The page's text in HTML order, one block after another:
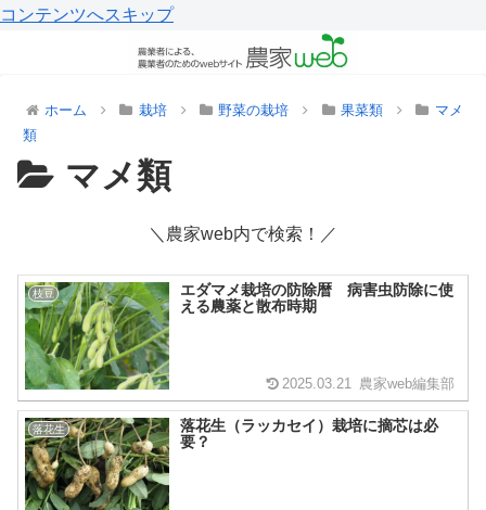
コンテンツへスキップ
ホーム 栽培 野菜の栽培 果菜類
マメ
類
マメ類
＼農家web内で検索！／
枝豆
エダマメ栽培の防除暦 病害虫防除に使
える農薬と散布時期
2025.03.21 農家web編集部
落花生
落花生（ラッカセイ）栽培に摘芯は必
要？